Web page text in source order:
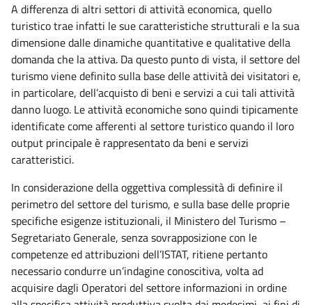
A differenza di altri settori di attività economica, quello
turistico trae infatti le sue caratteristiche strutturali e la sua
dimensione dalle dinamiche quantitative e qualitative della
domanda che la attiva. Da questo punto di vista, il settore del
turismo viene definito sulla base delle attività dei visitatori e,
in particolare, dell’acquisto di beni e servizi a cui tali attività
danno luogo. Le attività economiche sono quindi tipicamente
identificate come afferenti al settore turistico quando il loro
output principale è rappresentato da beni e servizi
caratteristici.
In considerazione della oggettiva complessità di definire il
perimetro del settore del turismo, e sulla base delle proprie
specifiche esigenze istituzionali, il Ministero del Turismo –
Segretariato Generale, senza sovrapposizione con le
competenze ed attribuzioni dell’ISTAT, ritiene pertanto
necessario condurre un’indagine conoscitiva, volta ad
acquisire dagli Operatori del settore informazioni in ordine